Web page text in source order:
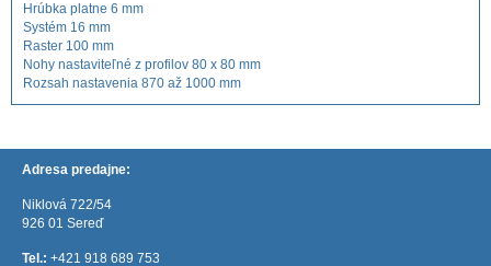
Hrúbka platne 6 mm
Systém 16 mm
Raster 100 mm
Nohy nastaviteľné z profilov 80 x 80 mm
Rozsah nastavenia 870 až 1000 mm
Adresa predajne:
Niklová 722/54
926 01 Sereď
Tel.: +421 918 689 753